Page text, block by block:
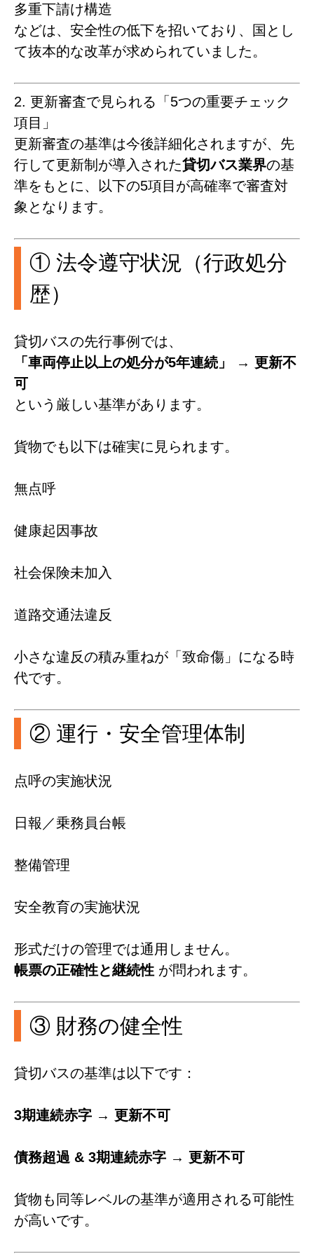
多重下請け構造
などは、安全性の低下を招いており、国とし
て抜本的な改革が求められていました。
2. 更新審査で見られる「5つの重要チェック
項目」
更新審査の基準は今後詳細化されますが、先
行して更新制が導入された貸切バス業界の基
準をもとに、以下の5項目が高確率で審査対
象となります。
① 法令遵守状況（行政処分
歴）
貸切バスの先行事例では、
「車両停止以上の処分が5年連続」 → 更新不
可
という厳しい基準があります。
貨物でも以下は確実に見られます。
無点呼
健康起因事故
社会保険未加入
道路交通法違反
小さな違反の積み重ねが「致命傷」になる時
代です。
② 運行・安全管理体制
点呼の実施状況
日報／乗務員台帳
整備管理
安全教育の実施状況
形式だけの管理では通用しません。
帳票の正確性と継続性が問われます。
③ 財務の健全性
貸切バスの基準は以下です：
3期連続赤字 → 更新不可
債務超過 & 3期連続赤字 → 更新不可
貨物も同等レベルの基準が適用される可能性
が高いです。